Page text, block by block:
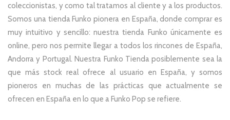
coleccionistas, y como tal tratamos al cliente y a los productos.
Somos una tienda Funko pionera en España, donde comprar es
muy intuitivo y sencillo: nuestra tienda Funko únicamente es
online, pero nos permite llegar a todos los rincones de España,
Andorra y Portugal. Nuestra Funko Tienda posiblemente sea la
que más stock real ofrece al usuario en España, y somos
pioneros en muchas de las prácticas que actualmente se
ofrecen en España en lo que a Funko Pop se refiere.